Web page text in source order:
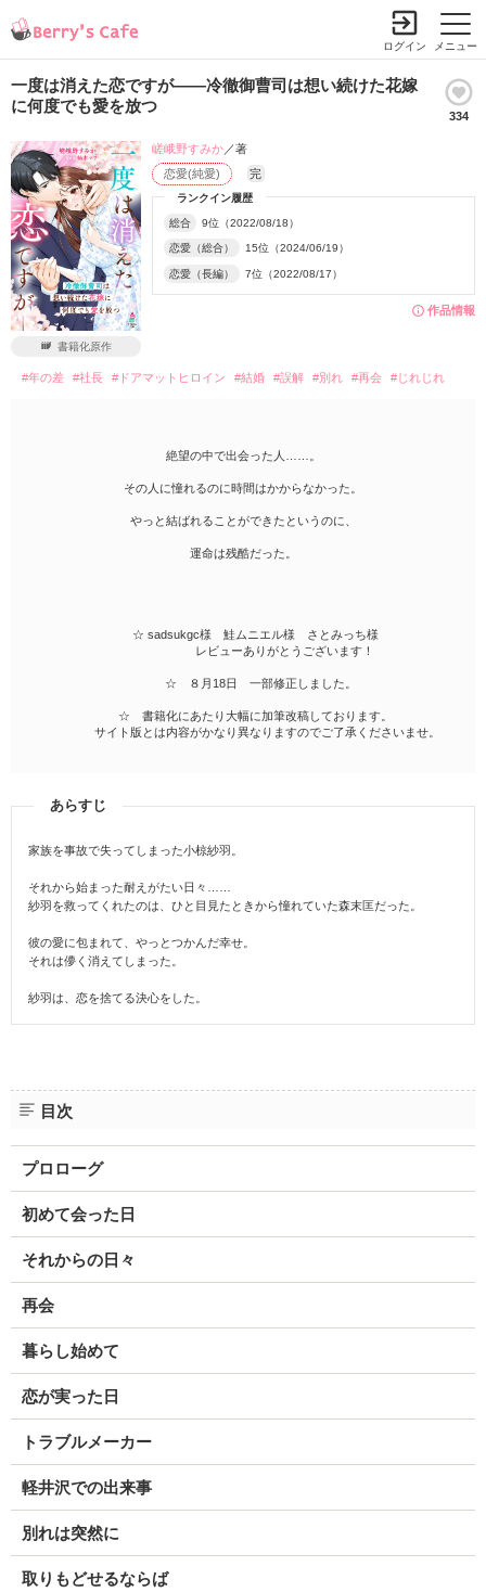
メニュー
ログイン
一度は消えた恋ですが――冷徹御曹司は想い続けた花嫁
に何度でも愛を放つ
334
作品情報
ランクイン履歴
総合 9位（2022/08/18）
恋愛（総合） 15位（2024/06/19）
恋愛（長編） 7位（2022/08/17）
恋愛(純愛) 完
嵯峨野すみか／著
書籍化原作
#年の差 #社長 #ドアマットヒロイン #結婚 #誤解 #別れ #再会 #じれじれ
絶望の中で出会った人……。
その人に憧れるのに時間はかからなかった。
やっと結ばれることができたというのに、
運命は残酷だった。
☆ sadsukgc様 鮭ムニエル様 さとみっち様
レビューありがとうございます！
☆ ８月18日 一部修正しました。
☆ 書籍化にあたり大幅に加筆改稿しております。
サイト版とは内容がかなり異なりますのでご了承くださいませ。
あらすじ
家族を事故で失ってしまった小椋紗羽。
それから始まった耐えがたい日々……
紗羽を救ってくれたのは、ひと目見たときから憧れていた森末匡だった。
彼の愛に包まれて、やっとつかんだ幸せ。
それは儚く消えてしまった。
紗羽は、恋を捨てる決心をした。
目次
プロローグ
初めて会った日
それからの日々
再会
暮らし始めて
恋が実った日
トラブルメーカー
軽井沢での出来事
別れは突然に
取りもどせるならば